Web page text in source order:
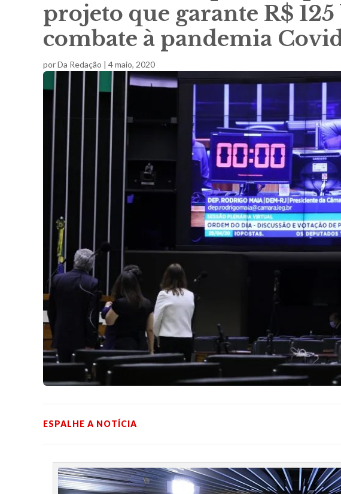
projeto que garante R$
combate à pandemia
porDa Redação 4 maio, 2020
ESPALHE A NOTÍCIA